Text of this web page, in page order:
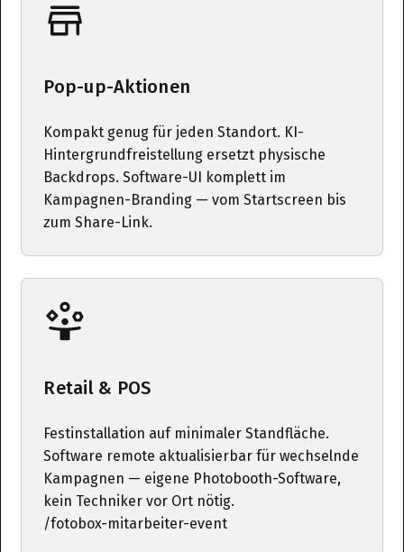
Pop-up-Aktionen
Kompakt genug für jeden Standort. KI-
Hintergrundfreistellung ersetzt physische
Backdrops. Software-UI komplett im
Kampagnen-Branding — vom Startscreen bis
zum Share-Link.
Retail & POS
Festinstallation auf minimaler Standfläche.
Software remote aktualisierbar für wechselnde
Kampagnen — eigene Photobooth-Software,
kein Techniker vor Ort nötig.
/fotobox-mitarbeiter-event